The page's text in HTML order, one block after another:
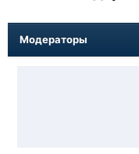
Модераторы